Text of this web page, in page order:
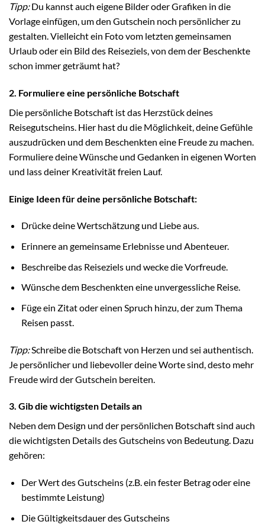
Tipp:Du kannst auch eigene Bilder oder Grafiken in die
Vorlage einfügen, um den Gutschein noch persönlicher zu
gestalten. Vielleicht ein Foto vom letzten gemeinsamen
Urlaub oder ein Bild des Reiseziels, von dem der Beschenkte
schon immer geträumt hat?
2. Formuliere eine persönliche Botschaft
Die persönliche Botschaft ist das Herzstück deines
Reisegutscheins. Hier hast du die Möglichkeit, deine Gefühle
auszudrücken und dem Beschenkten eine Freude zu machen.
Formuliere deine Wünsche und Gedanken in eigenen Worten
und lass deiner Kreativität freien Lauf.
Einige Ideen für deine persönliche Botschaft:
Drücke deine Wertschätzung und Liebe aus.
Erinnere an gemeinsame Erlebnisse und Abenteuer.
Beschreibe das Reiseziels und wecke die Vorfreude.
Wünsche dem Beschenkten eine unvergessliche Reise.
Füge ein Zitat oder einen Spruch hinzu, der zum Thema
Reisen passt.
Tipp:Schreibe die Botschaft von Herzen und sei authentisch.
Je persönlicher und liebevoller deine Worte sind, desto mehr
Freude wird der Gutschein bereiten.
3. Gib die wichtigsten Details an
Neben dem Design und der persönlichen Botschaft sind auch
die wichtigsten Details des Gutscheins von Bedeutung. Dazu
gehören:
Der Wert des Gutscheins (z.B. ein fester Betrag oder eine
bestimmte Leistung)
Die Gültigkeitsdauer des Gutscheins